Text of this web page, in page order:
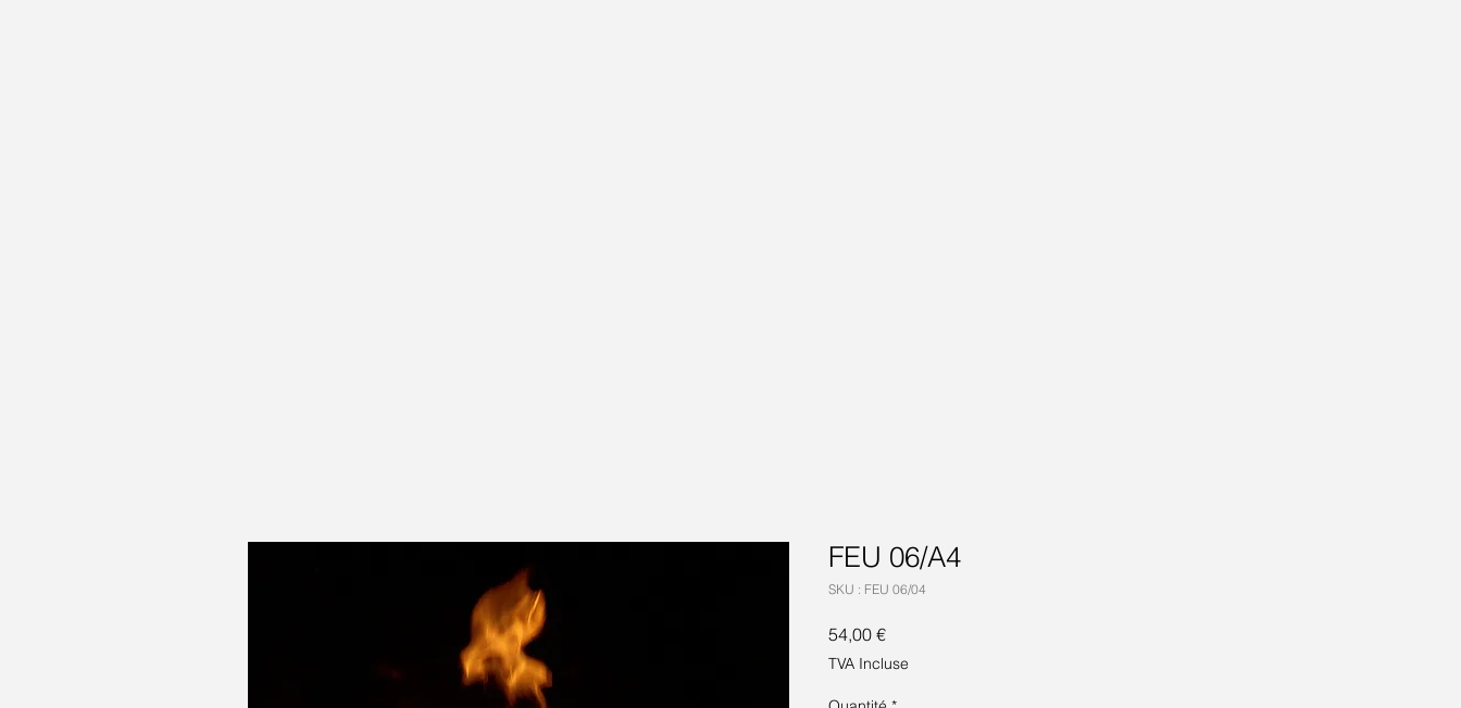
FEU 06/A4
SKU : FEU 06/04
54,00 €Prix
TVA Incluse